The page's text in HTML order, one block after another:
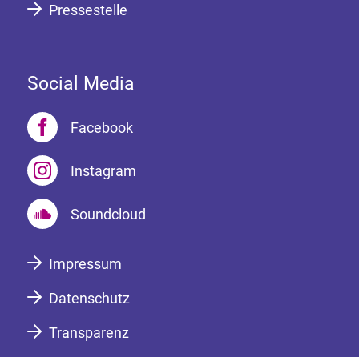
Pressestelle
Social Media
Facebook
Instagram
Soundcloud
Impressum
Datenschutz
Transparenz